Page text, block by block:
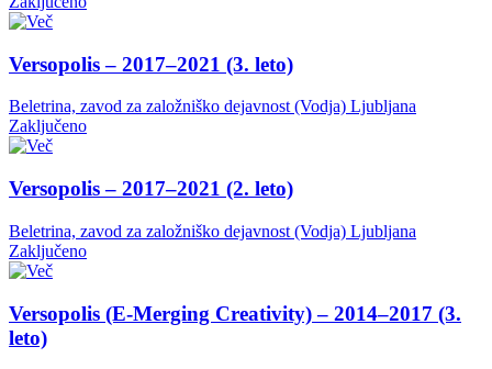
Versopolis – 2017–2021 (3. leto)
Beletrina, zavod za založniško dejavnost (Vodja) Ljubljana
Zaključeno
Versopolis – 2017–2021 (2. leto)
Beletrina, zavod za založniško dejavnost (Vodja) Ljubljana
Zaključeno
Versopolis (E-Merging Creativity) – 2014–2017 (3.
leto)